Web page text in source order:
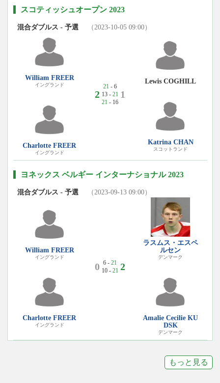
スコティッシュオープン 2023
混合ダブルス - 予選 （2023-10-05 09:00）
William FREER
イングランド
Charlotte FREER
イングランド
2
21 - 6
13 - 21
21 - 16
1
Lewis COGHILL
Katrina CHAN
スコットランド
ヨネックス ベルギー インターナショナル 2023
混合ダブルス - 予選 （2023-09-13 09:00）
William FREER
イングランド
Charlotte FREER
イングランド
0 6 - 21
10 - 21 2
ラスムス・エスペ
ルセン
デンマーク
Amalie Cecilie KU
DSK
デンマーク
もっと見る